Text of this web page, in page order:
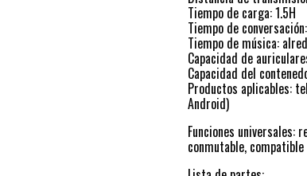
Tiempo de carga: 1.5H
Tiempo de
Tiempo de música:
Capacidad de
Capacidad del
Productos aplicables:
Android)
Funciones universales:
conmutable,